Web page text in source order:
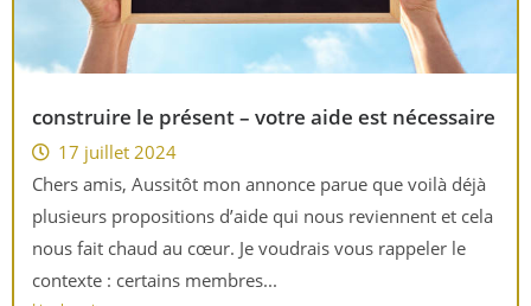
construire le présent – votre aide est nécessaire
17 juillet 2024
Chers amis, Aussitôt mon annonce parue que voilà déjà
plusieurs propositions d’aide qui nous reviennent et cela
nous fait chaud au cœur. Je voudrais vous rappeler le
contexte : certains membres...